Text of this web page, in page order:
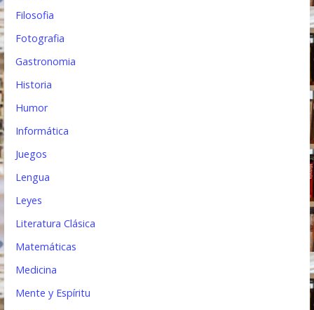
Filosofia
Fotografia
Gastronomia
Historia
Humor
Informática
Juegos
Lengua
Leyes
Literatura Clásica
Matemáticas
Medicina
Mente y Espíritu